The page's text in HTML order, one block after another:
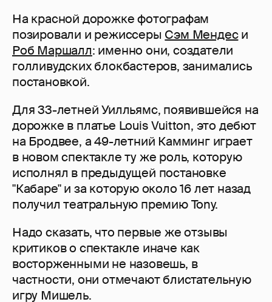
На красной дорожке фотографам
позировали и режиссеры Сэм Мендеси
Роб Маршалл: именно они, создатели
голливудских блокбастеров, занимались
постановкой.
Для 33-летней Уилльямс, появившейся на
дорожке в платье Louis Vuitton, это дебют
на Бродвее, а 49-летний Камминг играет
в новом спектакле ту же роль, которую
исполнял в предыдущей постановке
"Кабаре" и за которую около 16 лет назад
получил театральную премию Tony.
Надо сказать, что первые же отзывы
критиков о спектакле иначе как
восторженными не назовешь, в
частности, они отмечают блистательную
игру Мишель.